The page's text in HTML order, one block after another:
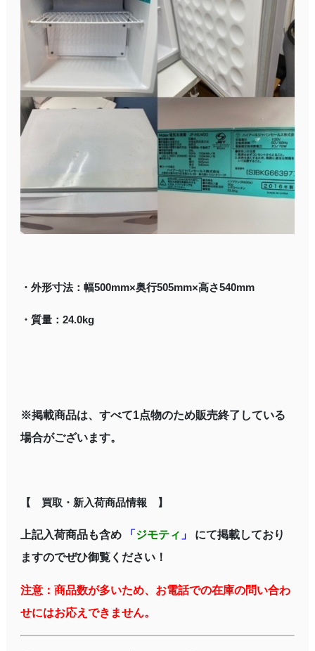
・外形寸法：幅500mm×奥行505mm×高さ540mm
・質量：24.0kg
※掲載商品は、すべて1点物のため販売終了している
場合がございます。
【 買取・新入荷商品情報 】
上記入荷商品も含め「 ジモティ 」 にて掲載しており
ますのでぜひ御覧ください！
注意：商品数が多いため、お電話での在庫の問い合わ
せにはお応えできません。